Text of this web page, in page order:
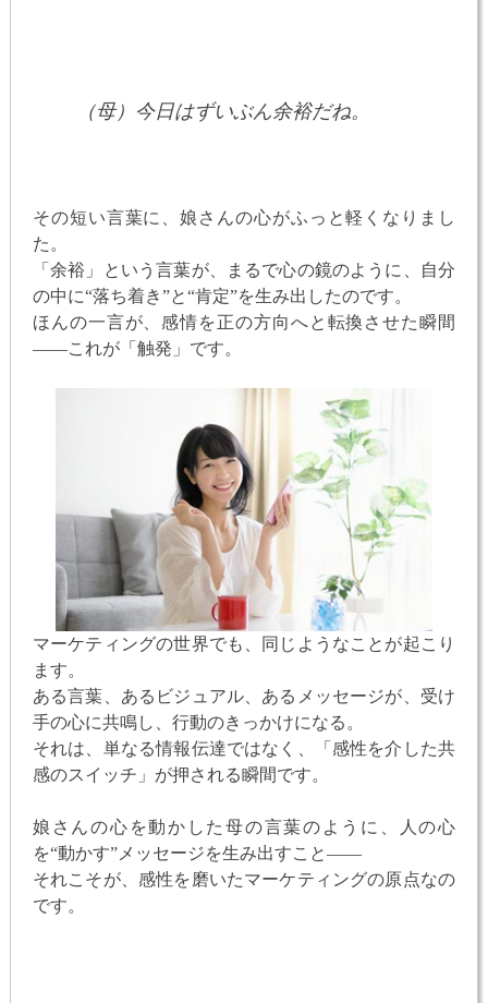
（母）今日はずいぶん余裕だね。
その短い言葉に、娘さんの心がふっと軽くなりまし
た。
「余裕」という言葉が、まるで心の鏡のように、自分
の中に“落ち着き”と“肯定”を生み出したのです。
ほんの一言が、感情を正の方向へと転換させた瞬間
——これが「触発」です。
マーケティングの世界でも、同じようなことが起こり
ます。
ある言葉、あるビジュアル、あるメッセージが、受け
手の心に共鳴し、行動のきっかけになる。
それは、単なる情報伝達ではなく、「感性を介した共
感のスイッチ」が押される瞬間です。
娘さんの心を動かした母の言葉のように、人の心
を“動かす”メッセージを生み出すこと——
それこそが、感性を磨いたマーケティングの原点なの
です。